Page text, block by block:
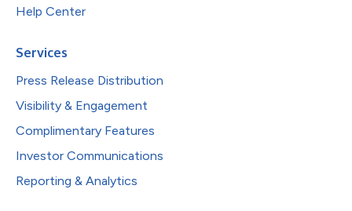
Help Center
Services
Press Release Distribution
Visibility & Engagement
Complimentary Features
Investor Communications
Reporting & Analytics